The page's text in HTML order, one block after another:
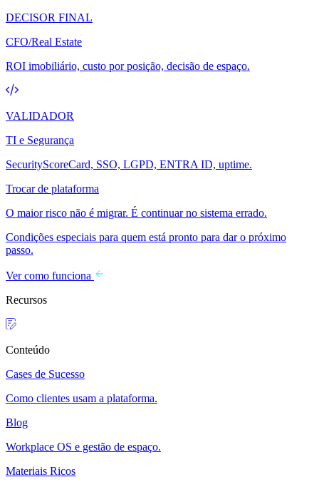
DECISOR FINAL
CFO/Real Estate
ROI imobiliário, custo por posição, decisão de espaço.
VALIDADOR
TI e Segurança
SecurityScoreCard, SSO, LGPD, ENTRA ID, uptime.
Trocar de plataforma
O maior risco não é migrar. É continuar no sistema errado.
Condições especiais para quem está pronto para dar o próximo
passo.
Ver como funciona
Recursos
Conteúdo
Cases de Sucesso
Como clientes usam a plataforma.
Blog
Workplace OS e gestão de espaço.
Materiais Ricos